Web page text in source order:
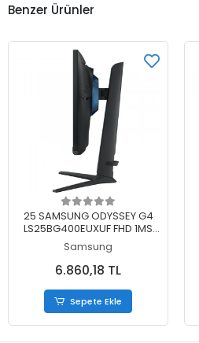
Benzer Ürünler
Sepete Ekle
25 SAMSUNG ODYSSEY G4
LS25BG400EUXUF FHD 1MS
240HZ IPS MONITOR
Samsung
6.860,18 TL
Sepete Ekle